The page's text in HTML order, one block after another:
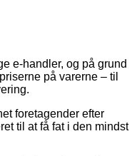
e-handler, og på grund
på varerne – til
foretagender efter
til at få fat i den mindst